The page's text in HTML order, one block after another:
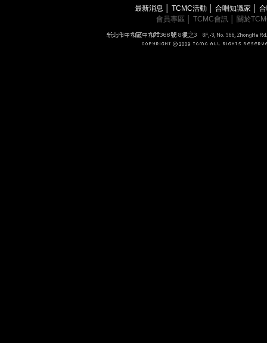
最新消息 TCMC活動 合唱知識家
會員專區
TCMC會訊 關於